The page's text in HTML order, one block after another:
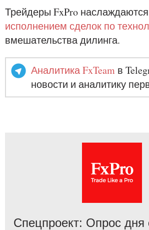
Трейдеры FxPro
исполнением сделок по
вмешательства дилинга.
Аналитика FxTeam в
новости и аналитику
Спецпроект: Опрос дня